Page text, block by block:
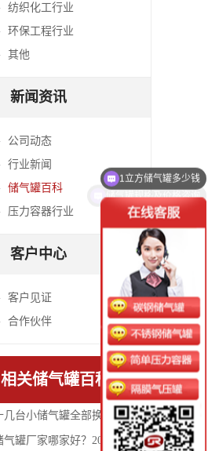
纺织化工行业
环保工程行业
其他
新闻资讯
公司动态
行业新闻
储气罐百科
压力容器行业
客户中心
客户见证
合作伙伴
相关储气罐百科
十几台小储气罐全部换掉！维达纸业选用申容 10 立方大罐，管理省心、安全升级！
储气罐厂家哪家好？2026 全面落地 GB150-2024 新国标，申容成行业合规标杆
储气罐规格及价格咨询